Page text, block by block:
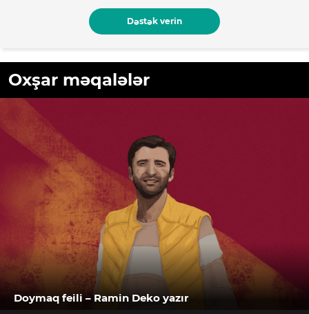
Dəstək verin
Oxşar məqalələr
Doymaq feili – Ramin Deko yazır